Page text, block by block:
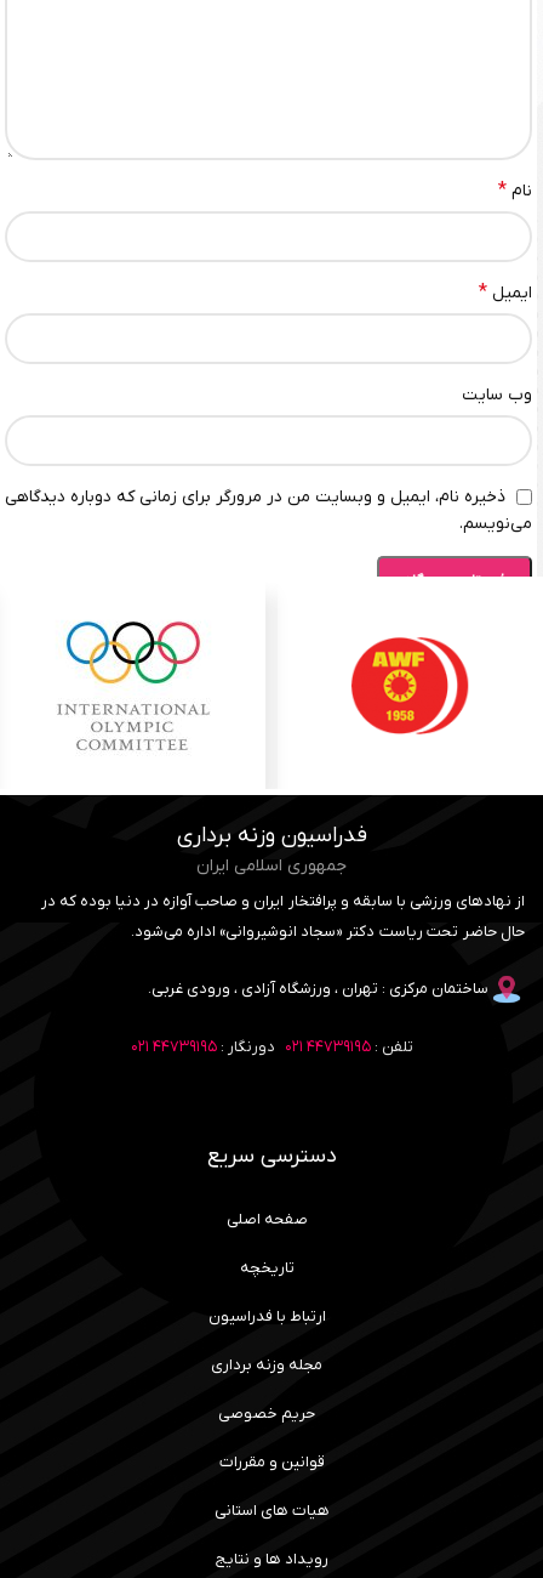
نام *
ایمیل *
وب‌ سایت
ذخیره نام، ایمیل و وبسایت من در مرورگر برای زمانی که دوباره دیدگاهی
می‌نویسم.
فدراسیون وزنه برداری
جمهوری اسلامی ایران
از نهادهای ورزشی با سابقه و پرافتخار ایران و صاحب آوازه در دنیا بوده که در
حال حاضر تحت ریاست دکتر «سجاد انوشیروانی» اداره می‌شود.
ساختمان مرکزی : تهران ، ورزشگاه آزادی ، ورودی غربی.
تلفن :۴۴۷۳۹۱۹۵ ۰۲۱ دورنگار :۴۴۷۳۹۱۹۵ ۰۲۱
دسترسی سریع
صفحه اصلی
تاریخچه
ارتباط با فدراسیون
مجله وزنه برداری
حریم خصوصی
قوانین و مقررات
هیات های استانی
رویداد ها و نتایج